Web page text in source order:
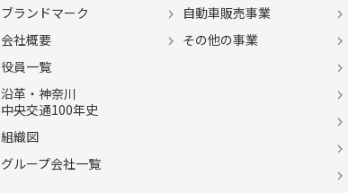
ブランドマーク
会社概要
役員一覧
沿革・神奈川
中央交通100年史
組織図
グループ会社一覧
自動車販売事業
その他の事業